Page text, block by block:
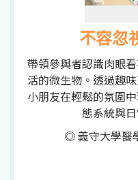
不容忽
帶領參與者認識肉眼
活的微生物。透過趣
小朋友在輕鬆的氛圍
態系統與
◎ 義守大學醫